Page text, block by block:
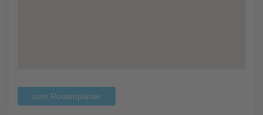
zum Routenplaner